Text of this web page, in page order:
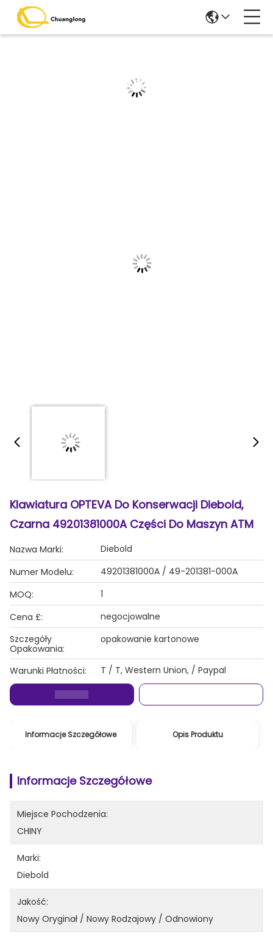
Produktach
Klawiatura OPTEVA Do Konserwacji Diebold,
Czarna 49201381000A Części Do Maszyn ATM
Nazwa Marki:
Diebold
Numer Modelu:
49201381000A / 49-201381-000A
MOQ:
1
Cena £:
negocjowalne
Szczegóły
Opakowania:
opakowanie kartonowe
Warunki Płatności: T / T, Western Union, / Paypal
Informacje Szczegółowe Opis Produktu
Informacje Szczegółowe
Miejsce Pochodzenia:
CHINY
Marki:
Diebold
Jakość:
Nowy Oryginał / Nowy Rodzajowy / Odnowiony